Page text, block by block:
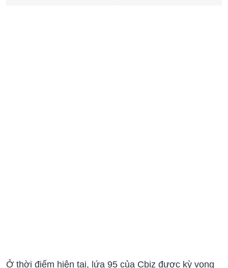
Ở thời điểm hiện tại, lứa 95 của Cbiz được kỳ vọng